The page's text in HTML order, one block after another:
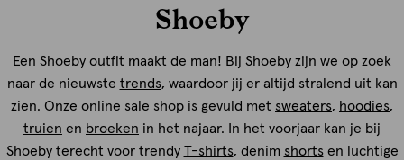
Shoeby
Een Shoeby outfit maakt de man! Bij Shoeby zijn we op zoek
naar de nieuwste trends, waardoor jij er altijd stralend uit kan
zien. Onze online sale shop is gevuld met sweaters, hoodies,
truien en broeken in het najaar. In het voorjaar kan je bij
Shoeby terecht voor trendy T-shirts, denim shortsen luchtige